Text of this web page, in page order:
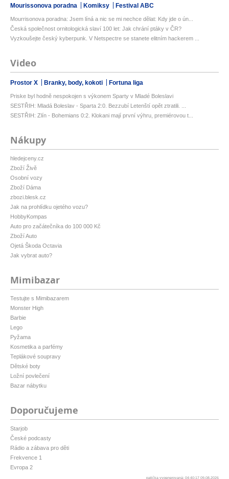
Mourissonova poradna Komiksy Festival ABC
Mourrisonova poradna: Jsem líná a nic se mi nechce dělat: Kdy jde o ún...
Česká společnost ornitologická slaví 100 let: Jak chrání ptáky v ČR?
Vyzkoušejte český kyberpunk. V Netspectre se stanete elitním hackerem ...
Video
Prostor X Branky, body, kokoti Fortuna liga
Priske byl hodně nespokojen s výkonem Sparty v Mladé Boleslavi
SESTŘIH: Mladá Boleslav - Sparta 2:0. Bezzubí Letenští opět ztratili. ...
SESTŘIH: Zlín - Bohemians 0:2. Klokani mají první výhru, premiérovou t...
Nákupy
hledejceny.cz
Zboží Živě
Osobní vozy
Zboží Dáma
zbozi.blesk.cz
Jak na prohlídku ojetého vozu?
HobbyKompas
Auto pro začátečníka do 100 000 Kč
Zboží Auto
Ojetá Škoda Octavia
Jak vybrat auto?
Mimibazar
Testujte s Mimibazarem
Monster High
Barbie
Lego
Pyžama
Kosmetika a parfémy
Teplákové soupravy
Dětské boty
Ložní povlečení
Bazar nábytku
Doporučujeme
Starjob
České podcasty
Rádio a zábava pro děti
Frekvence 1
Evropa 2
patička vygenerovaná: 04:40:17 09.08.2026